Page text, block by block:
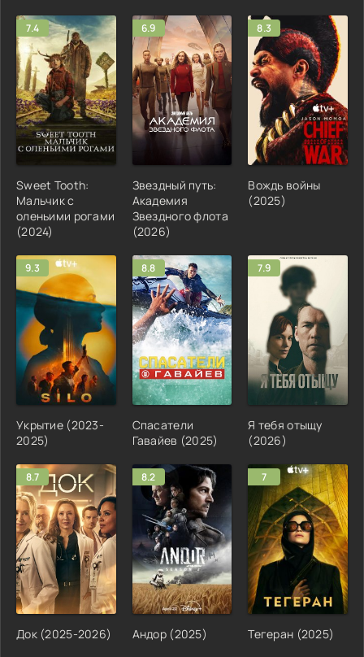
7.4
Sweet Tooth:
Мальчик с
оленьими рогами
(2024)
6.9
Звездный путь:
Академия
Звездного флота
(2026)
8.3
Вождь войны
(2025)
9.3
Укрытие (2023-
2025)
8.8
Спасатели
Гавайев (2025)
7.9
Я тебя отыщу
(2026)
8.7
Док (2025-2026)
8.2
Андор (2025)
7
Тегеран (2025)